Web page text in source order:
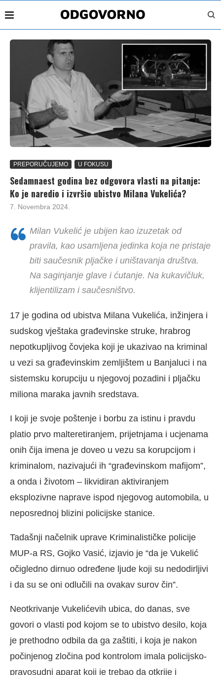
PREPORUČUJEMO U FOKUSU
Sedamnaest godina bez odgovora vlasti na pitanje:
Ko je naredio i izvršio ubistvo Milana Vukelića?
7. Novembra 2024.
Milan Vukelić je ubijen kao izuzetak od
pravila, kao usamljena jedinka koja ne pristaje
biti saučesnik pljačke i uništavanja društva.
Na saginjanje glave i ćutanje. Na kukavičluk,
klijentilizam i saučesništvo.
17 je godina od ubistva Milana Vukelića, inžinjera i
sudskog vještaka građevinske struke, hrabrog
nepotkupljivog čovjeka koji je ukazivao na kriminal
u vezi sa građevinskim zemljištem u Banjaluci i na
sistemsku korupciju u njegovoj pozadini i pljačku
miliona maraka javnih sredstava.
I koji je svoje poštenje i borbu za istinu i pravdu
platio prvo malteretiranjem, prijetnjama i ucjenama
onih čija imena je doveo u vezu sa korupcijom i
kriminalom, nazivajući ih “građevinskom mafijom”,
a onda i životom – likvidiran aktiviranjem
eksplozivne naprave ispod njegovog automobila, u
neposrednoj blizini policijske stanice.
Tadašnji načelnik uprave Kriminalističke policije
MUP-a RS, Gojko Vasić, izjavio je “da je Vukelić
očigledno dirnuo određene ljude koji su nedodirljivi
i da su se oni odlučili na ovakav surov čin”.
Neotkrivanje Vukelićevih ubica, do danas, sve
govori o vlasti pod kojom se to ubistvo desilo, koja
je prethodno odbila da ga zaštiti, i koja je nakon
počinjenog zločina pod kontrolom imala policijsko-
pravosudni aparat koji je trebao da otkrije i